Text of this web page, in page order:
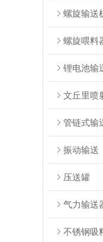
螺旋输送
螺旋喂料
锂电池输
文丘里喷
管链式输
振动输送
压送罐
气力输送
不锈钢吸